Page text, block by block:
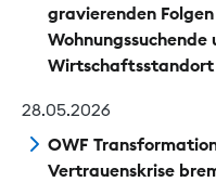
gravierenden
Wohnungssuchende
Wirtschaftsstandort
28.05.2026
OWF
Vertrauens­krise